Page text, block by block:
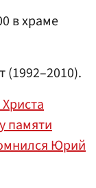
в храме
памяти
Юрий